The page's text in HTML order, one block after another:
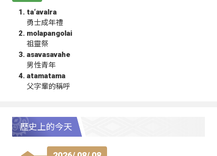
ta‘avalra
勇士成年禮
molapangolai
祖靈祭
asavasavahe
男性青年
atamatama
父字輩的稱呼
歷史上的今天